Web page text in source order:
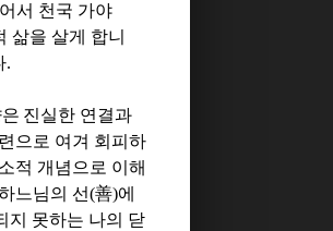
서 천국 가야
삶을 살게 합니
.
진실한 연결과
으로 여겨 회피하
적 개념으로 이해
느님의 선(善)에
지 못하는 나의 닫